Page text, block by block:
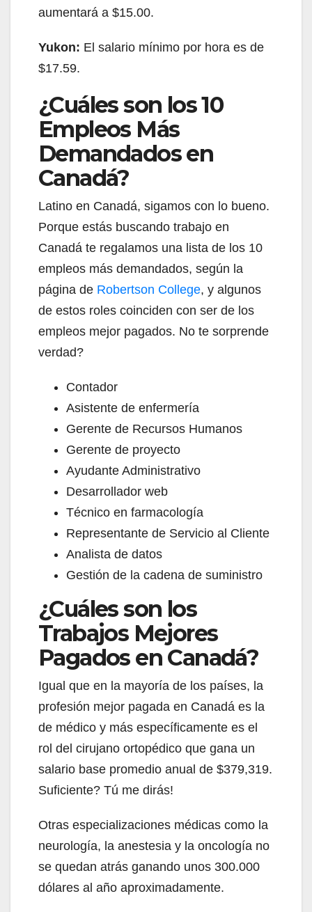
aumentará a $15.00.
Yukon: El salario mínimo por hora es de
$17.59.
¿Cuáles son los 10
Empleos Más
Demandados en
Canadá?
Latino en Canadá, sigamos con lo bueno.
Porque estás buscando trabajo en
Canadá te regalamos una lista de los 10
empleos más demandados, según la
página de Robertson College, y algunos
de estos roles coinciden con ser de los
empleos mejor pagados. No te sorprende
verdad?
Contador
Asistente de enfermería
Gerente de Recursos Humanos
Gerente de proyecto
Ayudante Administrativo
Desarrollador web
Técnico en farmacología
Representante de Servicio al Cliente
Analista de datos
Gestión de la cadena de suministro
¿Cuáles son los
Trabajos Mejores
Pagados en Canadá?
Igual que en la mayoría de los países, la
profesión mejor pagada en Canadá es la
de médico y más específicamente es el
rol del cirujano ortopédico que gana un
salario base promedio anual de $379,319.
Suficiente? Tú me dirás!
Otras especializaciones médicas como la
neurología, la anestesia y la oncología no
se quedan atrás ganando unos 300.000
dólares al año aproximadamente.